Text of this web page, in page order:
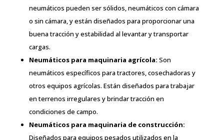
neumáticos pueden ser sólidos, neumáticos con cámara
o sin cámara, y están diseñados para proporcionar una
buena tracción y estabilidad al levantar y transportar
cargas.
Neumáticos para maquinaria agrícola: Son
neumáticos específicos para tractores, cosechadoras y
otros equipos agrícolas. Están diseñados para trabajar
en terrenos irregulares y brindar tracción en
condiciones de campo.
Neumáticos para maquinaria de construcción:
Diseñados para equipos pesados utilizados en la